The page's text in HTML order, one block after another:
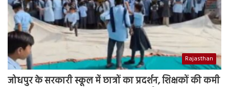
Rajasthan
जोधपुर के सरकारी स्कूल में छात्रों का प्रदर्शन, शिक्षकों की कमी